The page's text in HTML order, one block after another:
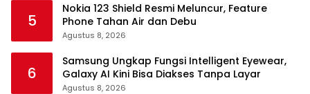
5
Nokia 123 Shield Resmi Meluncur, Feature
Phone Tahan Air dan Debu
Agustus 8, 2026
6
Samsung Ungkap Fungsi Intelligent Eyewear,
Galaxy AI Kini Bisa Diakses Tanpa Layar
Agustus 8, 2026